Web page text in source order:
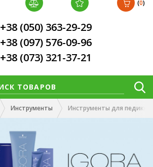
(0)
+38 (050) 363-29-29
+38 (097) 576-09-96
+38 (073) 321-37-21
Инструменты Инструменты для